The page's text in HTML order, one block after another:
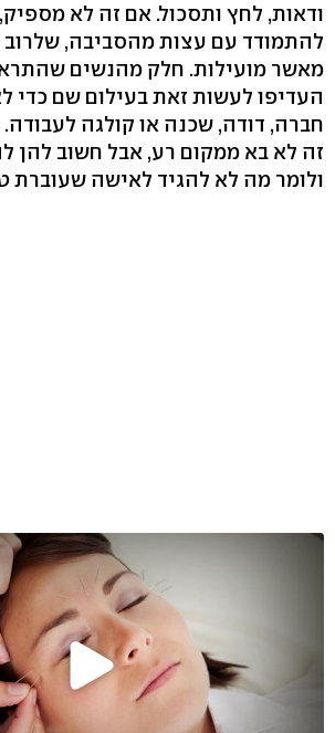
ודאות, לחץ ותסכול. אם זה לא
להתמודד עם עצות מהסביבה, שלרוב
מאשר מועילות. חלק מהנשים
העדיפו לעשות זאת בעילום שם כדי
חברה, דודה, שכנה או קולגה לעבודה.
זה לא בא ממקום רע, אבל חשוב להן
ולומר מה לא להגיד לאישה שעוברת